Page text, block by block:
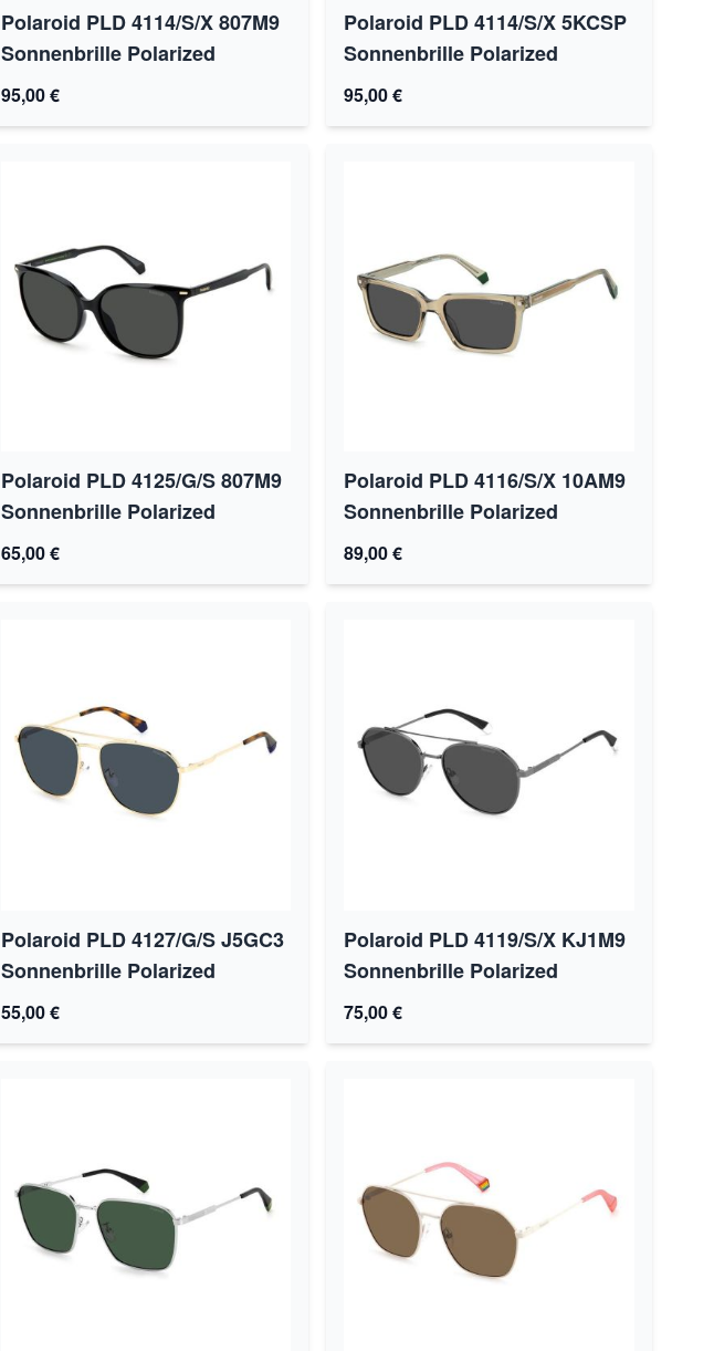
Polaroid PLD 4114/S/X 807M9
Sonnenbrille Polarized
95,00 €
Polaroid PLD 4114/S/X 5KCSP
Sonnenbrille Polarized
95,00 €
Polaroid PLD 4125/G/S 807M9
Sonnenbrille Polarized
65,00 €
Polaroid PLD 4116/S/X 10AM9
Sonnenbrille Polarized
89,00 €
Polaroid PLD 4127/G/S J5GC3
Sonnenbrille Polarized
55,00 €
Polaroid PLD 4119/S/X KJ1M9
Sonnenbrille Polarized
75,00 €